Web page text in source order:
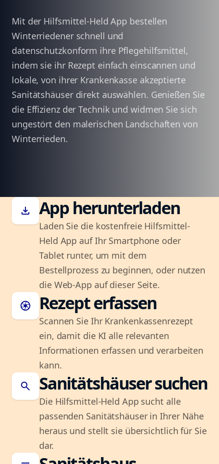
Mit der Hilfsmittel-Held App bestellen
Winterriedener schnell und
datenschutzkonform ihre Pflegehilfsmittel,
indem sie ihr Rezept einfach einscannen und
lokale, von ihrer Krankenkasse akzeptierte
Sanitätshäuser direkt auswählen. Genießen Sie
die Effizienz der Technik und widmen Sie sich
ungestört den malerischen Landschaften von
Winterrieden.
download App herunterladen
Laden Sie die kostenfreie Hilfsmittel-
Held App auf Ihr Smartphone oder
Tablet runter, um mit dem
Bestellprozess zu beginnen, oder nutzen
die Web-App auf dieser Seite.
camera Rezept erfassen
Scannen Sie Ihr Krankenkassenrezept
ein, damit die KI alle relevanten
Informationen erfassen und verarbeiten
kann.
search Sanitätshäuser suchen
Die Hilfsmittel-Held App sucht alle
passenden Sanitätshäuser in Ihrer Nähe
heraus und stellt sie übersichtlich für Sie
dar.